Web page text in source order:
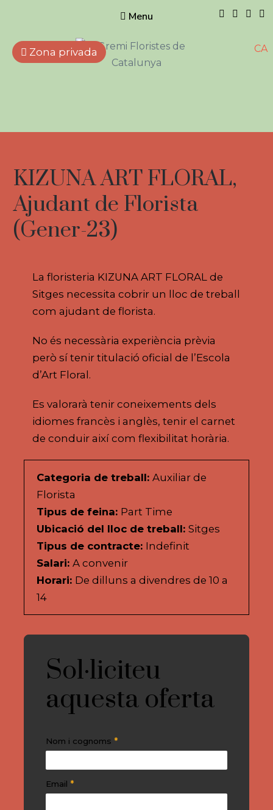
Menu
Empreses que treballen
complementaris i afins.
CA
Zona privada
KIZUNA ART FLORAL,
Ajudant de Florista
(Gener-23)
La floristeria KIZUNA ART FLORAL de
Sitges necessita cobrir un lloc de treball
com ajudant de florista.
No és necessària experiència prèvia
però sí tenir titulació oficial de l’Escola
d’Art Floral.
Es valorarà tenir coneixements dels
idiomes francès i anglès, tenir el carnet
de conduir així com flexibilitat horària.
Categoria de treball: Auxiliar de
Florista
Tipus de feina: Part Time
Ubicació del lloc de treball: Sitges
Tipus de contracte: Indefinit
Salari: A convenir
Horari: De dilluns a divendres de 10 a
14
Sol·liciteu
aquesta oferta
Nom i cognoms *
Email *